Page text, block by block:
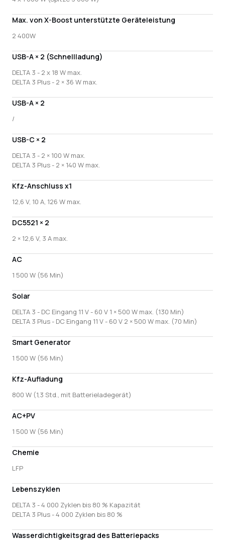
Max. von X-Boost unterstützte Geräteleistung
2 400W
USB-A × 2 (Schnellladung)
DELTA 3 - 2 x 18 W max.
DELTA 3 Plus - 2 × 36 W max.
USB-A × 2
/
USB-C × 2
DELTA 3 - 2 × 100 W max.
DELTA 3 Plus - 2 × 140 W max.
Kfz-Anschluss x1
12,6 V, 10 A, 126 W max.
DC5521 × 2
2 × 12,6 V, 3 A max.
AC
1 500 W (56 Min)
Solar
DELTA 3 - DC Eingang 11 V - 60 V 1 × 500 W max. (130 Min)
DELTA 3 Plus - DC Eingang 11 V - 60 V 2 × 500 W max. (70 Min)
Smart Generator
1 500 W (56 Min)
Kfz-Aufladung
800 W (1,3 Std., mit Batterieladegerät)
AC+PV
1 500 W (56 Min)
Chemie
LFP
Lebenszyklen
DELTA 3 - 4 000 Zyklen bis 80 % Kapazität
DELTA 3 Plus - 4 000 Zyklen bis 80 %
Wasserdichtigkeitsgrad des Batteriepacks